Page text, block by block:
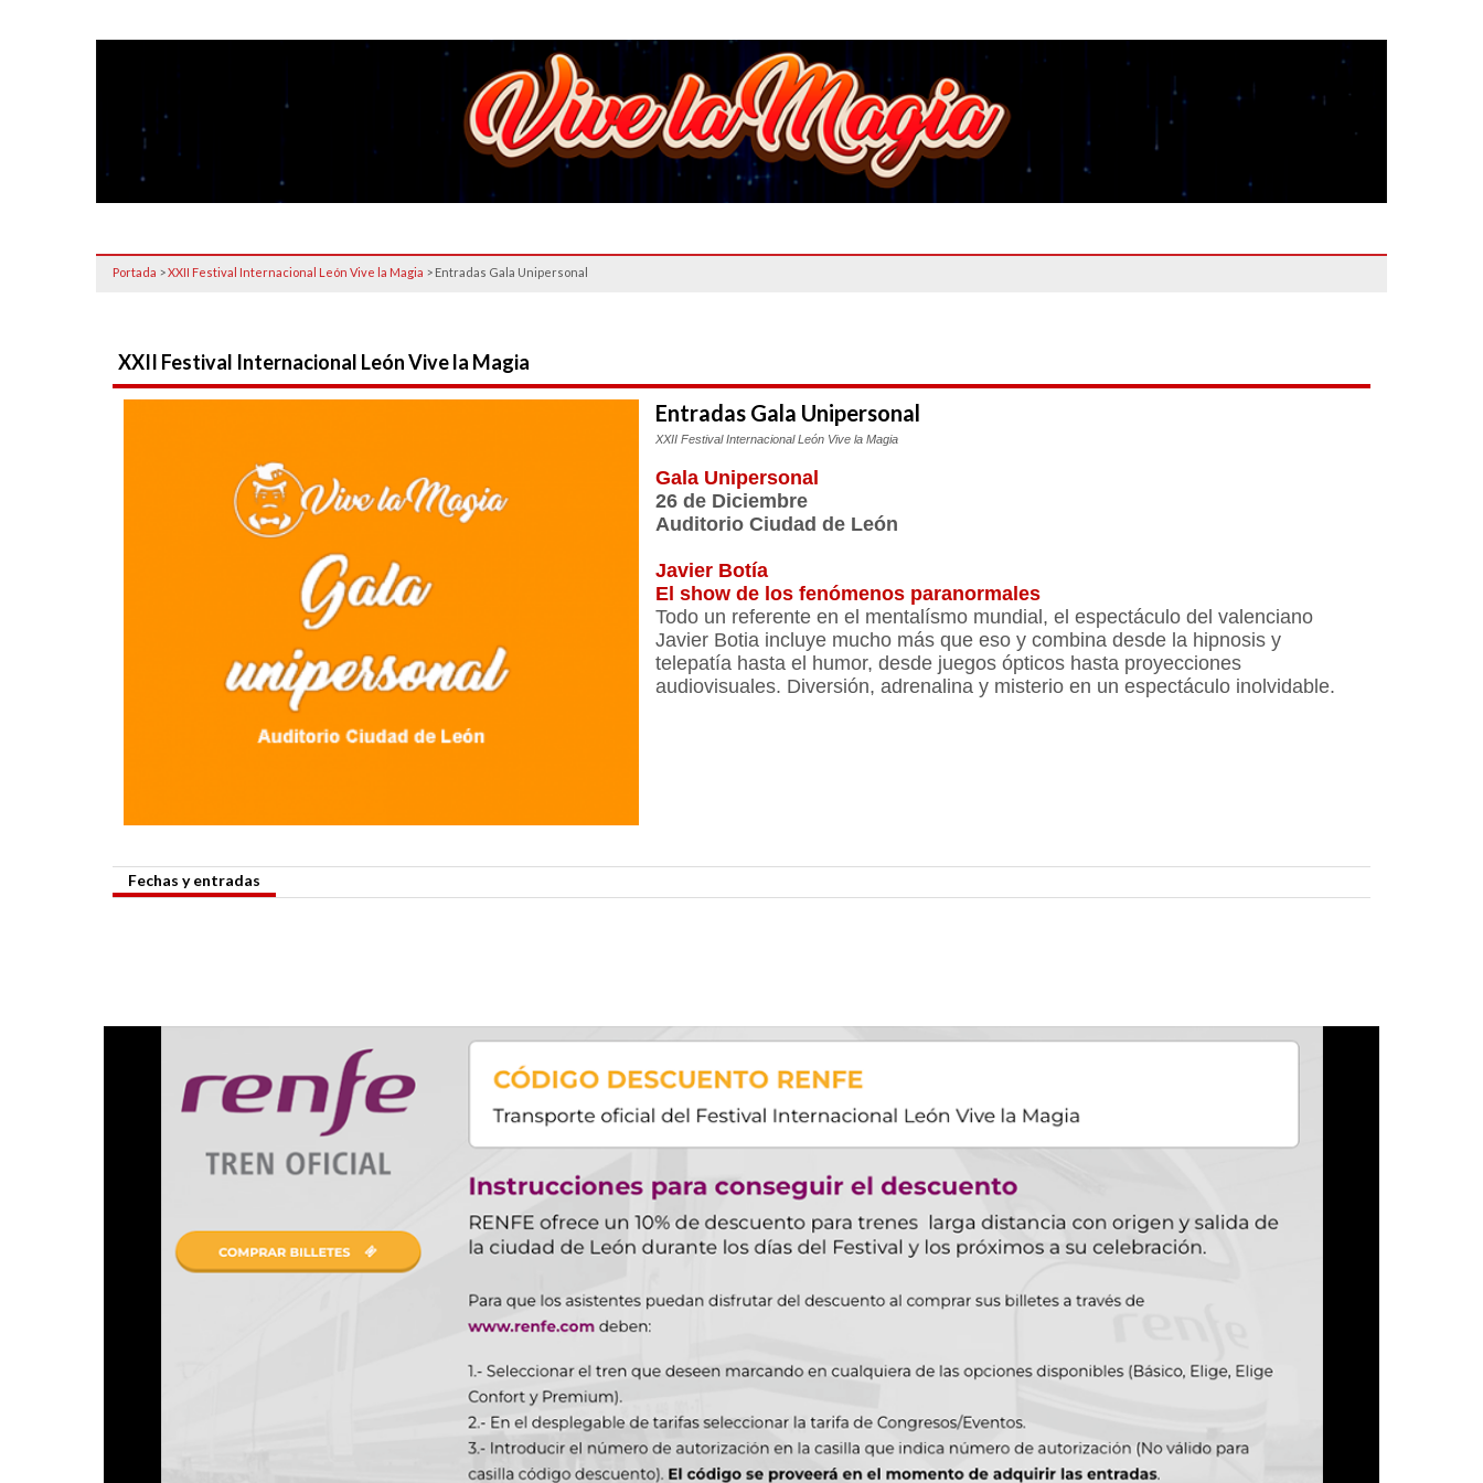
Portada >XXII Festival Internacional León Vive la Magia > Entradas Gala Unipersonal
XXII Festival Internacional León Vive la Magia
Entradas Gala Unipersonal
XXII Festival Internacional León Vive la Magia
Gala Unipersonal
26 de Diciembre
Auditorio Ciudad de León
Javier Botía
El show de los fenómenos paranormales
Todo un referente en el mentalísmo mundial, el espectáculo del valenciano
Javier Botia incluye mucho más que eso y combina desde la hipnosis y
telepatía hasta el humor, desde juegos ópticos hasta proyecciones
audiovisuales. Diversión, adrenalina y misterio en un espectáculo inolvidable.
Fechas y entradas